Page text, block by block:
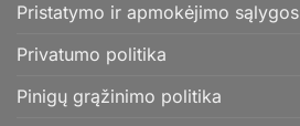
Pristatymo ir apmokėjimo sąlygos
Privatumo politika
Pinigų grąžinimo politika